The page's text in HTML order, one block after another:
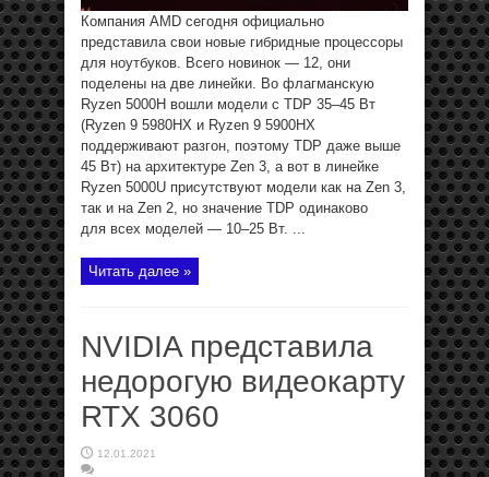
Компания AMD сегодня официально
представила свои новые гибридные процессоры
для ноутбуков. Всего новинок — 12, они
поделены на две линейки. Во флагманскую
Ryzen 5000H вошли модели с TDP 35–45 Вт
(Ryzen 9 5980HX и Ryzen 9 5900HX
поддерживают разгон, поэтому TDP даже выше
45 Вт) на архитектуре Zen 3, а вот в линейке
Ryzen 5000U присутствуют модели как на Zen 3,
так и на Zen 2, но значение TDP одинаково
для всех моделей — 10–25 Вт. ...
Читать далее »
NVIDIA представила
недорогую видеокарту
RTX 3060
12.01.2021